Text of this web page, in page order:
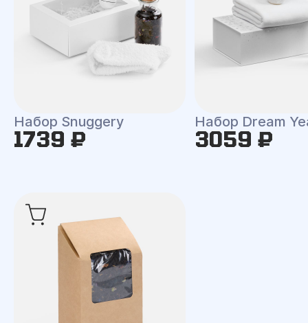
Набор Snuggery
1739 ₽
Набор Dream
3059 ₽